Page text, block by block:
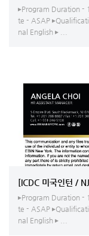
▸Program Duration -
te - ASAP
nal English ▸ ...
[ICDC 미국인턴 /
▸Program Duration -
te - ASAP
nal English ▸ ...